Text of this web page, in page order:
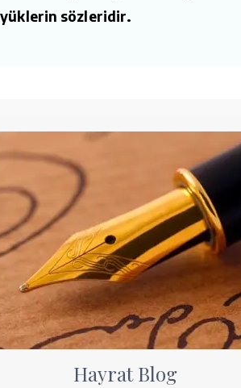
sözleridir.
Hayrat Blog